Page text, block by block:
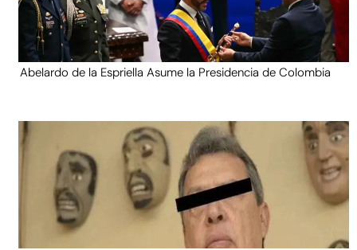
Abelardo de la Espriella Asume la Presidencia de Colombia